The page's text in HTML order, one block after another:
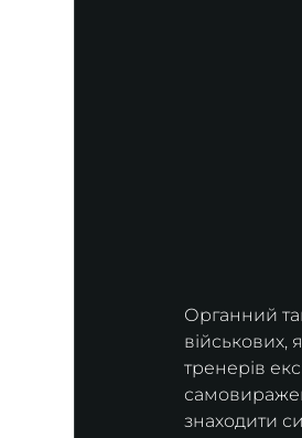
Органний
військових,
тренерів
знаходити